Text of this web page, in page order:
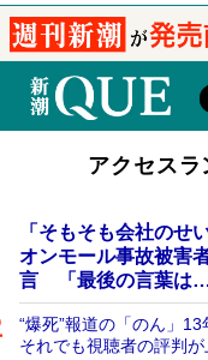
アクセスラ
「そもそも会社の
オンモール事故被害
言 「最後の言葉は…
“爆死”報道の「のん」
それでも視聴者の評判